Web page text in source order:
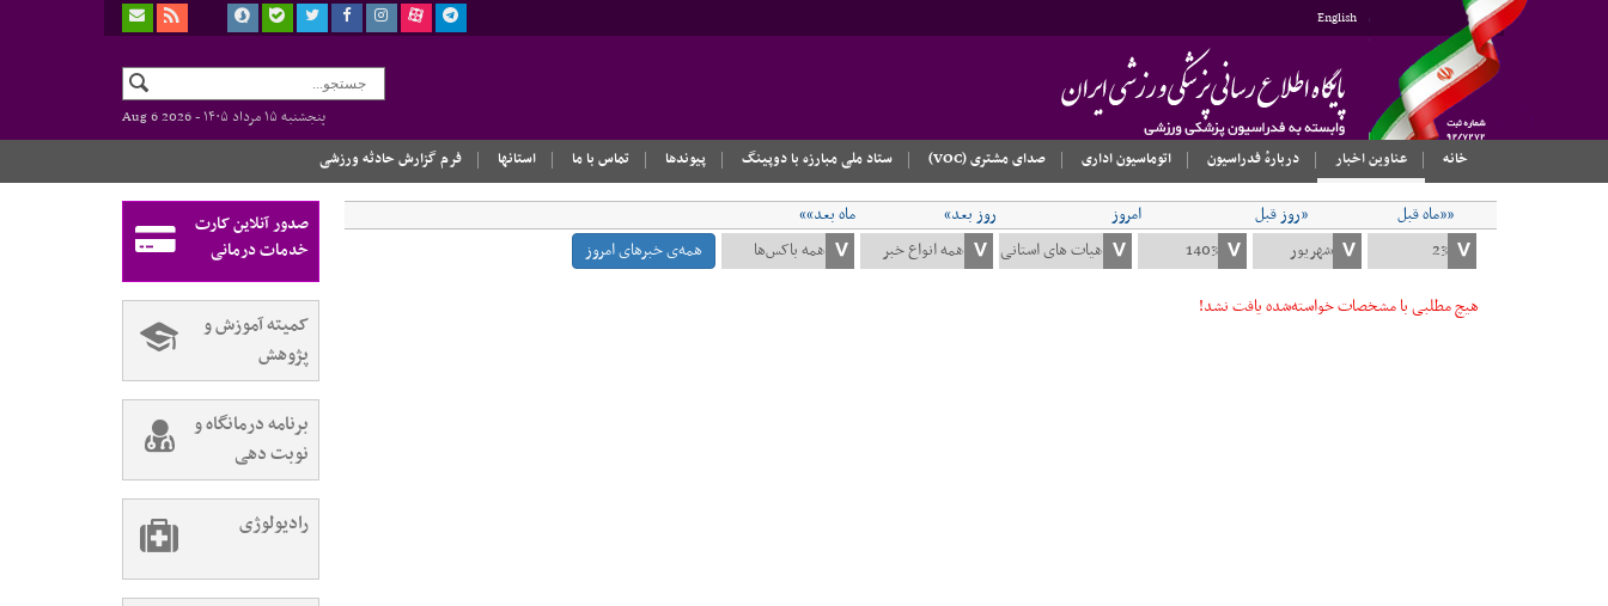
English
پنجشنبه ۱۵ مرداد ۱۴۰۵ -
Aug 6 2026
خانه
عناوین اخبار دربارهٔ فدراسیون اتوماسیون اداری صدای مشتری (VOC) ستاد ملی مبارزه با دوپینگ پیوندها تماس با ما استانها فرم گزارش حادثه ورزشی
««ماه قبل «روز قبل امروز روز بعد»
ماه بعد»»
همه‌ی خبرهای امروز
هیچ مطلبی با مشخصات خواسته‌شده یافت نشد!
صدور آنلاین کارت
خدمات درمانی
کمیته آموزش و
پژوهش
برنامه درمانگاه و
نوبت دهی
رادیولوژی